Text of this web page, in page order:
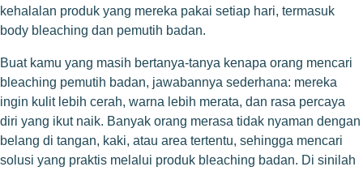
kehalalan produk yang mereka pakai setiap hari, termasuk
body bleaching dan pemutih badan.
Buat kamu yang masih bertanya-tanya kenapa orang mencari
bleaching pemutih badan, jawabannya sederhana: mereka
ingin kulit lebih cerah, warna lebih merata, dan rasa percaya
diri yang ikut naik. Banyak orang merasa tidak nyaman dengan
belang di tangan, kaki, atau area tertentu, sehingga mencari
solusi yang praktis melalui produk bleaching badan. Di sinilah